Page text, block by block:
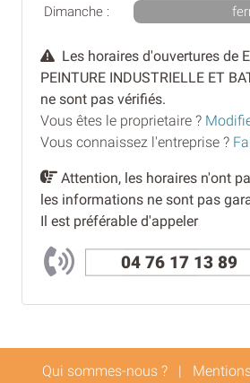
Dimanche :
Les horaires d'ouvertures de
PEINTURE INDUSTRIELLE ET
ne sont pas vérifiés.
Vous êtes le proprietaire ?
Vous connaissez l'entreprise ?
Attention, les horaires n'ont
les informations ne sont pas
Il est préférable d'appeler
04 76 17 13 89
Qui sommes-nous ? |